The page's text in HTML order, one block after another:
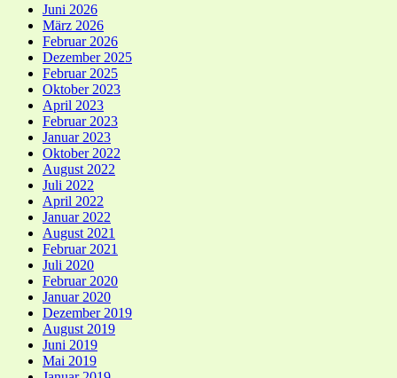
Juni 2026
März 2026
Februar 2026
Dezember 2025
Februar 2025
Oktober 2023
April 2023
Februar 2023
Januar 2023
Oktober 2022
August 2022
Juli 2022
April 2022
Januar 2022
August 2021
Februar 2021
Juli 2020
Februar 2020
Januar 2020
Dezember 2019
August 2019
Juni 2019
Mai 2019